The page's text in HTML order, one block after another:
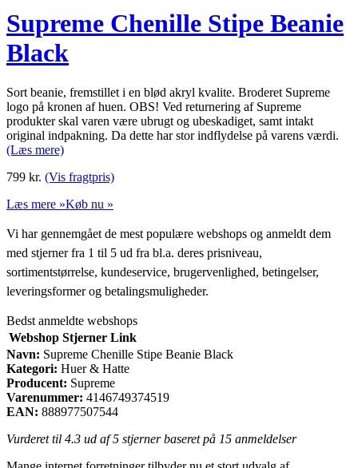
Supreme Chenille Stipe Beanie
Black
Sort beanie, fremstillet i en blød akryl kvalite. Broderet Supreme
logo på kronen af huen. OBS! Ved returnering af Supreme
produkter skal varen være ubrugt og ubeskadiget, samt intakt
original indpakning. Da dette har stor indflydelse på varens værdi.
(Læs mere)
799 kr. (Vis fragtpris)
Læs mere »Køb nu »
Vi har gennemgået de mest populære webshops og anmeldt dem
med stjerner fra 1 til 5 ud fra bl.a. deres prisniveau,
sortimentstørrelse, kundeservice, brugervenlighed, betingelser,
leveringsformer og betalingsmuligheder.
Bedst anmeldte webshops
Webshop Stjerner Link
Navn: Supreme Chenille Stipe Beanie Black
Kategori: Huer & Hatte
Producent: Supreme
Varenummer: 4146749374519
EAN: 888977507544
Vurderet til 4.3 ud af 5 stjerner baseret på 15 anmeldelser